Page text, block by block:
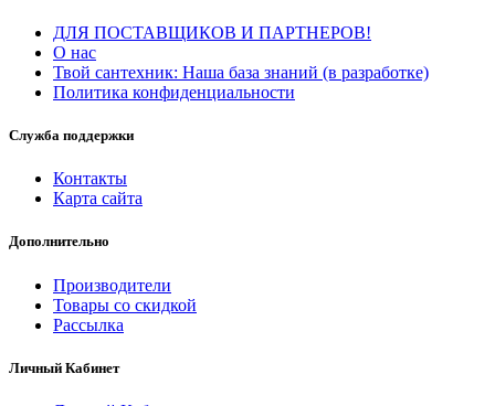
ДЛЯ ПОСТАВЩИКОВ И ПАРТНЕРОВ!
О нас
Твой сантехник: Наша база знаний (в разработке)
Политика конфиденциальности
Служба поддержки
Контакты
Карта сайта
Дополнительно
Производители
Товары со скидкой
Рассылка
Личный Кабинет